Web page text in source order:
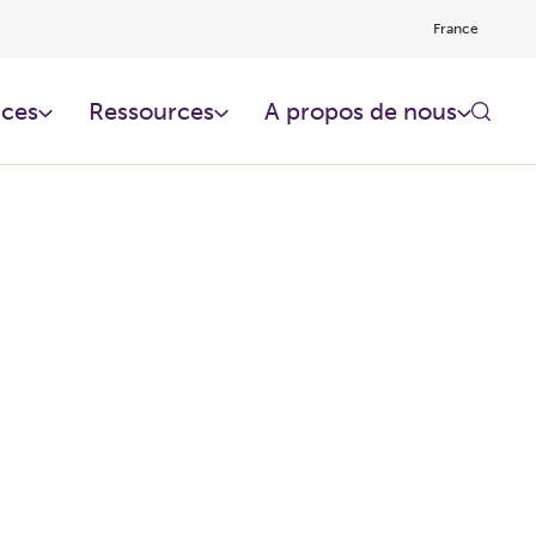
France
Ressources​ A propos de nous